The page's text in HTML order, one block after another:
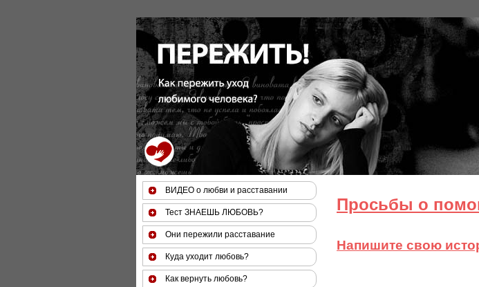
За 50 минут Вы можете оценить тяжесть своего
Просьбы о
Напишите свою
ВИДЕО о любви и расставании
Тест ЗНАЕШЬ ЛЮБОВЬ?
Они пережили расставание
Куда уходит любовь?
Как вернуть любовь?